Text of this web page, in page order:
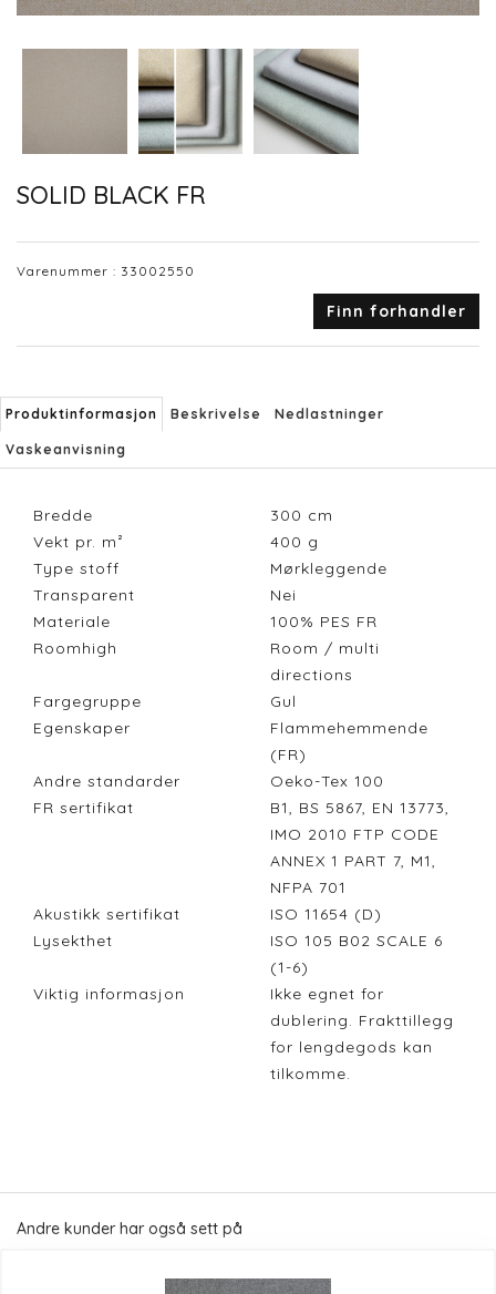
SOLID BLACK FR
Varenummer : 33002550
Finn forhandler
Produktinformasjon Beskrivelse Nedlastninger
Vaskeanvisning
Bredde 300 cm
Vekt pr. m²
400 g
Type stoff
Mørkleggende
Transparent
Nei
Materiale
100% PES FR
Roomhigh
Room / multi
directions
Fargegruppe
Gul
Egenskaper
Flammehemmende
(FR)
Andre standarder
Oeko-Tex 100
FR sertifikat
B1, BS 5867, EN 13773,
IMO 2010 FTP CODE
ANNEX 1 PART 7, M1,
NFPA 701
Akustikk sertifikat
ISO 11654 (D)
Lysekthet
ISO 105 B02 SCALE 6
(1-6)
Viktig informasjon
Ikke egnet for
dublering. Frakttillegg
for lengdegods kan
tilkomme.
Andre kunder har også sett på